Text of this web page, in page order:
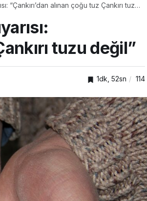
“Çankırı’dan alınan çoğu tuz Çankırı tuzu
tuzu değil”
1dk, 52sn 114
SPOR
Gökhan Değirmenci
yeniden Kayserispor’da